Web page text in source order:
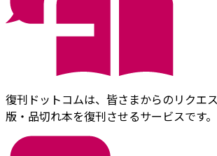
復刊ドットコムは、皆さまからのリクエ
版・品切れ本を復刊させるサービスです。